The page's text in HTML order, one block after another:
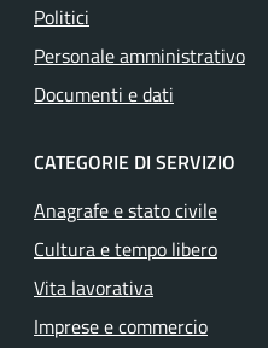
Politici
Personale amministrativo
Documenti e dati
CATEGORIE DI SERVIZIO
Anagrafe e stato civile
Cultura e tempo libero
Vita lavorativa
Imprese e commercio